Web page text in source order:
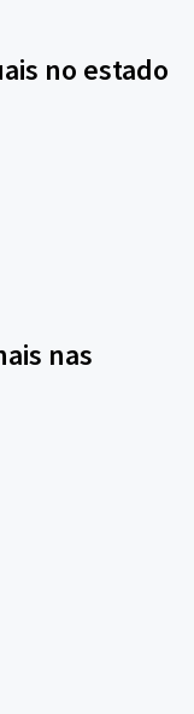
no estado
nas